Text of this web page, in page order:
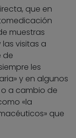
que en
muestras
visitas a
de
les
y en algunos
a cambio de
«la
que